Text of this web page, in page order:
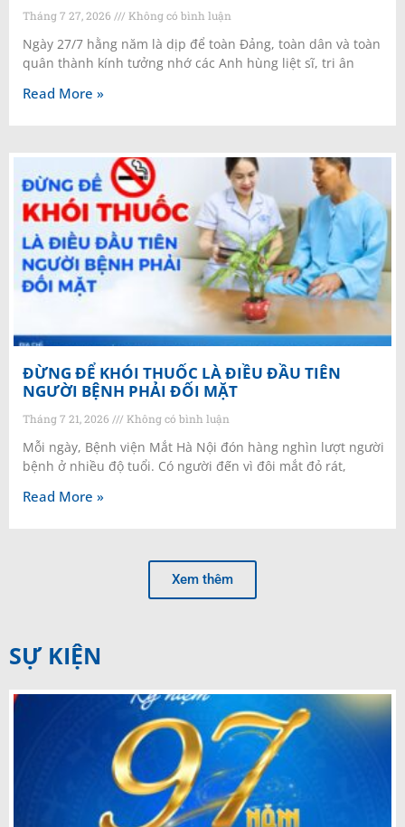
Tháng 7 27, 2026 Không có bình luận
Ngày 27/7 hằng năm là dịp để toàn Đảng, toàn dân và toàn
quân thành kính tưởng nhớ các Anh hùng liệt sĩ, tri ân
Read More »
ĐỪNG ĐỂ KHÓI THUỐC LÀ ĐIỀU ĐẦU TIÊN
NGƯỜI BỆNH PHẢI ĐỐI MẶT
Tháng 7 21, 2026 Không có bình luận
Mỗi ngày, Bệnh viện Mắt Hà Nội đón hàng nghìn lượt người
bệnh ở nhiều độ tuổi. Có người đến vì đôi mắt đỏ rát,
Read More »
Xem thêm
SỰ KIỆN